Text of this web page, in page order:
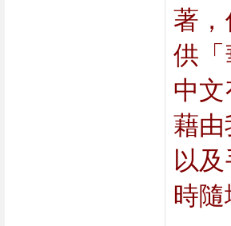
著
供
中
藉
以
時